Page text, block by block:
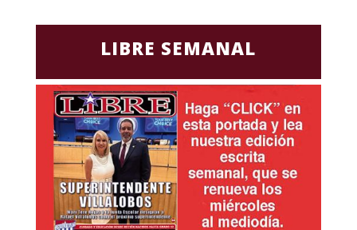
LIBRE SEMANAL